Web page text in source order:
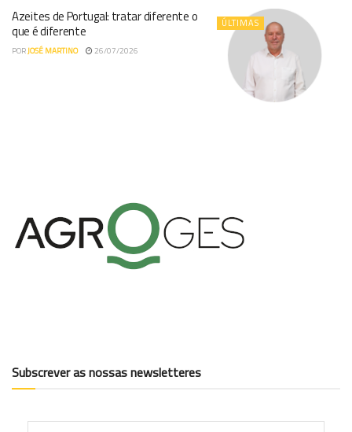
ÚLTIMAS
Azeites de Portugal: tratar diferente o
que é diferente
PORJOSÉ MARTINO 26/07/2026
Subscrever as nossas newsletteres